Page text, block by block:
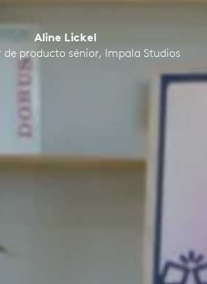
Aline Lickel
de producto sénior, Impala Studios